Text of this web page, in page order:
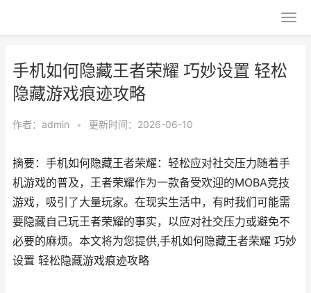
手机如何隐藏王者荣耀 巧妙设置 轻松
隐藏游戏痕迹攻略
作者： admin • 更新时间：2026-06-10
摘要：手机如何隐藏王者荣耀：轻松应对社交压力随着手
机游戏的普及，王者荣耀作为一款备受欢迎的MOBA竞技
游戏，吸引了大量玩家。在现实生活中，有时我们可能需
要隐藏自己玩王者荣耀的事实，以应对社交压力或避免不
必要的麻烦。本文将为您提供,手机如何隐藏王者荣耀 巧妙
设置 轻松隐藏游戏痕迹攻略